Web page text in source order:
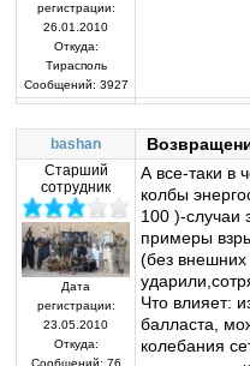
регистрации:
26.01.2010
Откуда:
Тирасполь
Сообщений: 3927
bashan
Старший
сотрудник
Дата
регистрации:
23.05.2010
Откуда:
А все-таки в
колбы
100 )-случаи
примеры
(без
Что влияет:
балласта,
колебания